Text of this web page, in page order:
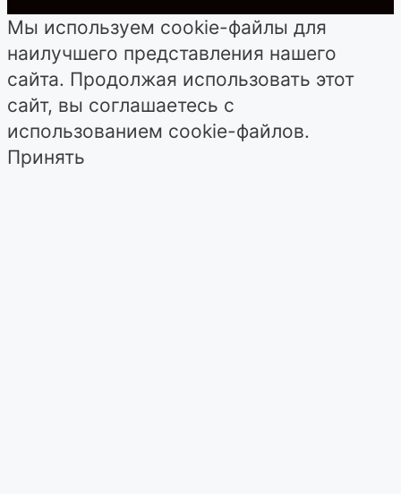
Мы используем cookie-файлы для
наилучшего представления нашего
сайта. Продолжая использовать этот
сайт, вы соглашаетесь с
использованием cookie-файлов.
Принять